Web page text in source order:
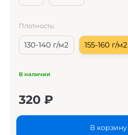
Плотность:
130-140 г/м2 155-160 г/м2
В наличии
320 ₽
В корзину